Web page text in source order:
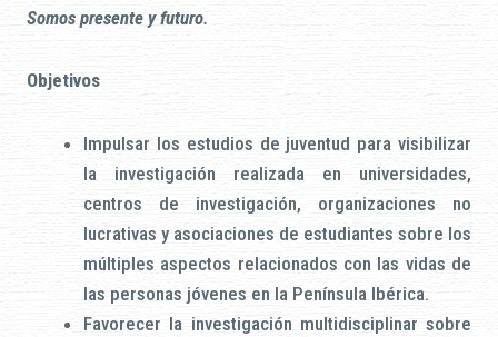
Somos presente y futuro.
Objetivos
Impulsar los estudios de juventud para visibilizar
la investigación realizada en universidades,
centros de investigación, organizaciones no
lucrativas y asociaciones de estudiantes sobre los
múltiples aspectos relacionados con las vidas de
las personas jóvenes en la Península Ibérica.
Favorecer la investigación multidisciplinar sobre